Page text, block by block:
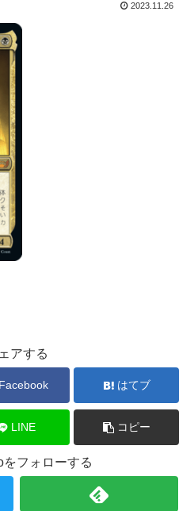
2023.11.26
アする
Facebook はてブ
LINE コピー
をフォローする